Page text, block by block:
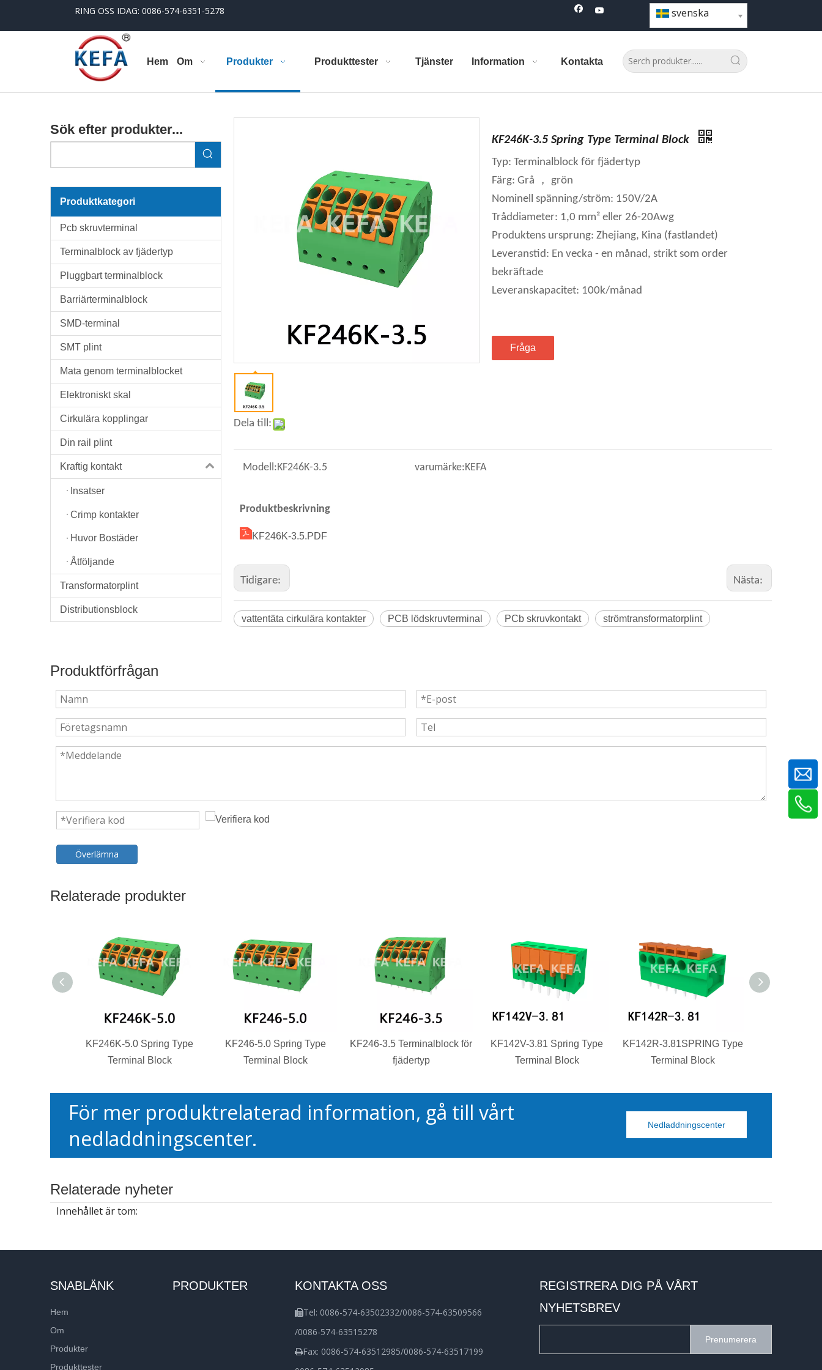
RING OSS IDAG: 0086-574-6351-5278 svenska
Hem Om Produkter Produkttester Tjänster Information Kontakta
Sök efter produkter...
Produktkategori
Pcb skruvterminal
Terminalblock av fjädertyp
Pluggbart terminalblock
Barriärterminalblock
SMD-terminal
SMT plint
Mata genom terminalblocket
Elektroniskt skal
Cirkulära kopplingar
Din rail plint
Kraftig kontakt
Insatser
Crimp kontakter
Huvor Bostäder
Åtföljande
Transformatorplint
Distributionsblock
Dela till:
KF246K-3.5 Spring Type Terminal Block
Typ: Terminalblock för fjädertyp
Färg: Grå ， grön
Nominell spänning/ström: 150V/2A
Tråddiameter: 1,0 mm² eller 26-20Awg
Produktens ursprung: Zhejiang, Kina (fastlandet)
Leveranstid: En vecka - en månad, strikt som order
bekräftade
Leveranskapacitet: 100k/månad
Fråga
Modell:KF246K-3.5 varumärke:KEFA
Produktbeskrivning
KF246K-3.5.PDF
Tidigare: Nästa:
vattentäta cirkulära kontakter PCB lödskruvterminal PCb skruvkontakt strömtransformatorplint
Produktförfrågan
Överlämna
Relaterade produkter
KF246K-5.0 Spring Type
Terminal Block
KF246-5.0 Spring Type
Terminal Block
KF246-3.5 Terminalblock för
fjädertyp
KF142V-3.81 Spring Type
Terminal Block
KF142R-3.81SPRING Type
Terminal Block
För mer produktrelaterad information, gå till vårt
nedladdningscenter.
Nedladdningscenter
Relaterade nyheter
Innehållet är tom:
SNABLÄNK
Hem
Om
Produkter
Produkttester
PRODUKTER KONTAKTA OSS
Tel: 0086-574-63502332/0086-574-63509566
/0086-574-63515278
Fax: 0086-574-63512985/0086-574-63517199
REGISTRERA DIG PÅ VÅRT
NYHETSBREV
Prenumerera